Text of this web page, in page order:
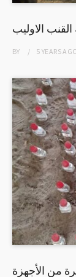
الاوليب
BY 5 YEARS
من الأجهزة